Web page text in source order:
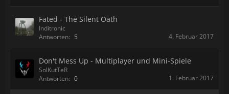
Fated - The Silent Oath
Inditronic
Antworten: 5 4. Februar 2017
Don't Mess Up - Multiplayer und Mini-Spiele
SolKutTeR
Antworten: 0 1. Februar 2017